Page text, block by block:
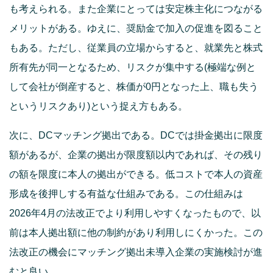
も考えられる。また企業にとっては安定株主化につながる
メリットがある。ゆえに、奨励金で加入の促進を図ること
もある。ただし、従業員の立場からすると、就業先と株式
所有先が同一となるため、リスクが集中する(極端な例と
して会社が倒産すると、株価が0円となった上、職も失う
というリスクあり)という捉え方もある。
次に、DCマッチング拠出である。DCでは掛金拠出に限度
額があるが、企業の拠出が限度額以内であれば、その残り
の額を限度に本人の拠出ができる。低コストで本人の資産
形成を後押しする有益な仕組みである。この仕組みは
2026年4月の法改正でより利用しやすくなったもので、以
前は本人拠出額に他の制約があり利用しにくかった。この
法改正の機会にマッチング拠出未導入企業の実施検討が進